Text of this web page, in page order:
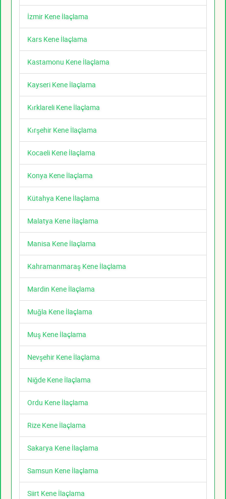
İzmir Kene İlaçlama
Kars Kene İlaçlama
Kastamonu Kene İlaçlama
Kayseri Kene İlaçlama
Kırklareli Kene İlaçlama
Kırşehir Kene İlaçlama
Kocaeli Kene İlaçlama
Konya Kene İlaçlama
Kütahya Kene İlaçlama
Malatya Kene İlaçlama
Manisa Kene İlaçlama
Kahramanmaraş Kene İlaçlama
Mardin Kene İlaçlama
Muğla Kene İlaçlama
Muş Kene İlaçlama
Nevşehir Kene İlaçlama
Niğde Kene İlaçlama
Ordu Kene İlaçlama
Rize Kene İlaçlama
Sakarya Kene İlaçlama
Samsun Kene İlaçlama
Siirt Kene İlaçlama